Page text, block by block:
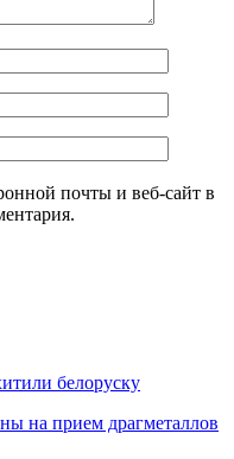
почты и веб-сайт в
белоруску
на прием драгметаллов